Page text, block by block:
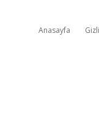
Anasayfa